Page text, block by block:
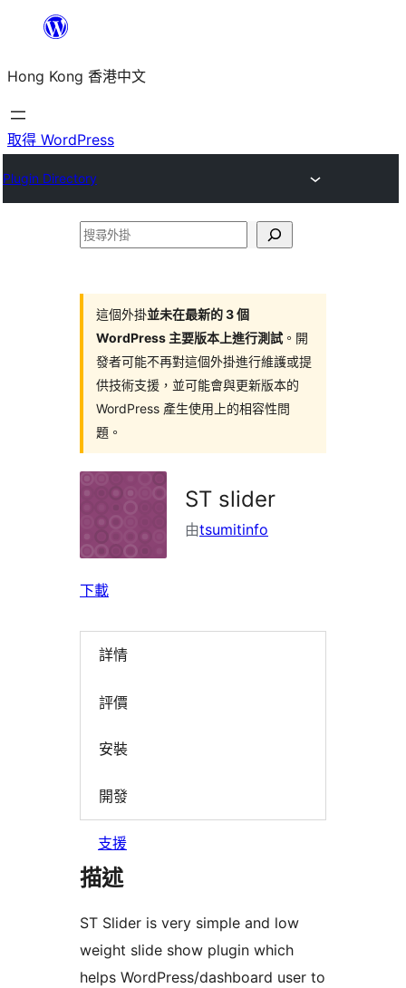
主
要
內
Hong Kong 香港中文
取得 WordPress
Plugin Directory
搜
這個外掛並未在最新的 3 個
WordPress 主要版本上進行測試 。開
發者可能不再對這個外掛進行維護或提
供技術支援，並可能會與更新版本的
WordPress 產生使用上的相容性問
題。
ST slider
由tsumitinfo
下載
詳情
評價
安裝
開發
支援
描述
ST Slider is very simple and low
weight slide show plugin which
helps WordPress/dashboard user to